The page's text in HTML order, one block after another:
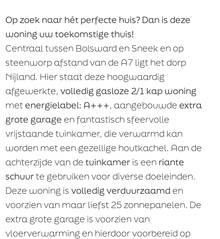
Straatnaam
Plaats
Telefoon
E-mail
Aanvaarding
In overleg
Per datum
Op zoek naar hét perfecte huis? Dan is deze
woning uw toekomstige thuis!
Centraal tussen Bolsward en Sneek en op
steenworp afstand van de A7 ligt het dorp
Nijland. Hier staat deze hoogwaardig
afgewerkte,volledig gasloze 2/1 kap woning
metenergielabel: A+++, aangebouwdeextra
grote garage en fantastisch sfeervolle
vrijstaande tuinkamer, die verwarmd kan
worden met een gezellige houtkachel. Aan de
achterzijde van detuinkamer is een riante
schuurte gebruiken voor diverse doeleinden.
Deze woning is volledig verduurzaamden
voorzien van maar liefst 25 zonnepanelen. De
extra grote garage is voorzien van
vloerverwarming en hierdoor voorbereid op